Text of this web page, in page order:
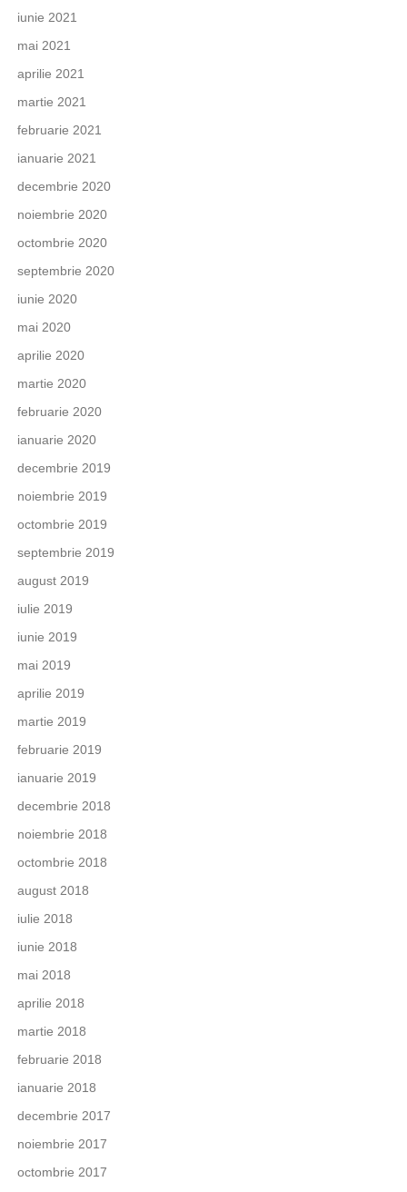
iunie 2021
mai 2021
aprilie 2021
martie 2021
februarie 2021
ianuarie 2021
decembrie 2020
noiembrie 2020
octombrie 2020
septembrie 2020
iunie 2020
mai 2020
aprilie 2020
martie 2020
februarie 2020
ianuarie 2020
decembrie 2019
noiembrie 2019
octombrie 2019
septembrie 2019
august 2019
iulie 2019
iunie 2019
mai 2019
aprilie 2019
martie 2019
februarie 2019
ianuarie 2019
decembrie 2018
noiembrie 2018
octombrie 2018
august 2018
iulie 2018
iunie 2018
mai 2018
aprilie 2018
martie 2018
februarie 2018
ianuarie 2018
decembrie 2017
noiembrie 2017
octombrie 2017